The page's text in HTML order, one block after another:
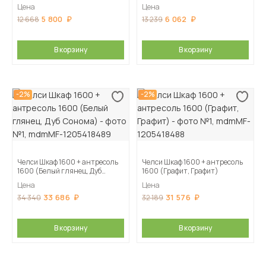
Цена
12 668 5 800
В корзину
Цена
13 239 6 062
В корзину
-2%
Челси Шкаф 1600 + антресоль
1600 (Белый глянец, Дуб
Цена
34 340 33 686
В корзину
-2%
Челси Шкаф 1600 + антресоль
1600 (Графит, Графит)
Цена
32 189 31 576
В корзину